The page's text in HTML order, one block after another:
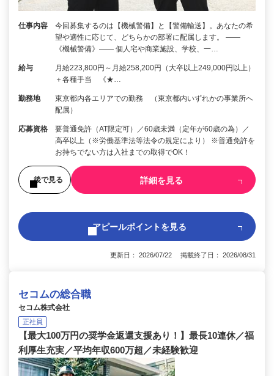
仕事内容
今回募集するのは【機械警備】と【警備輸送】。あなたの希
望や適性に応じて、どちらかの部署に配属します。 ――
《機械警備》―― 個人宅や商業施設、学校、一…
給与
月給223,800円～月給258,200円（大卒以上249,000円以上）
＋各種手当 《★…
勤務地
東京都内各エリアでの勤務 （東京都内いずれかの事業所へ
配属）
応募資格
要普通免許（AT限定可）／60歳未満（定年が60歳の為）／
高卒以上（※労働基準法等法令の規定により） ※普通免許を
お持ちでない方は入社までの取得でOK！
後で見る 詳細を見る
アピールポイントを見る
更新日： 2026/07/22 掲載終了日： 2026/08/31
セコムの総合職
セコム株式会社
正社員
【最大100万円の奨学金返還支援あり！】最長10連休／福
利厚生充実／平均年収600万超／未経験歓迎